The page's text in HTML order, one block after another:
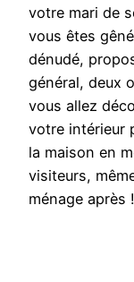
votre mari de
vous êtes
dénudé,
général, deux
vous allez
votre intérieur
la maison en
visiteurs,
ménage après !